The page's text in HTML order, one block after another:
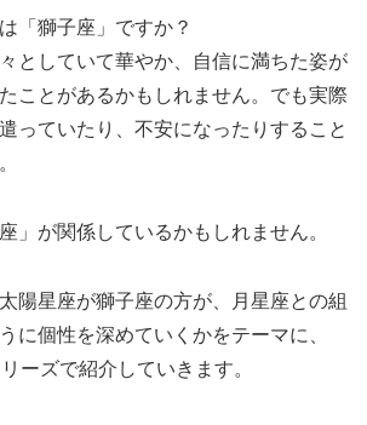
「獅子座」ですか？
としていて華やか、自信に満ちた姿が
ことがあるかもしれません。でも実際
っていたり、不安になったりすること
」が関係しているかもしれません。
陽星座が獅子座の方が、月星座との組
に個性を深めていくかをテーマに、
ーズで紹介していきます。